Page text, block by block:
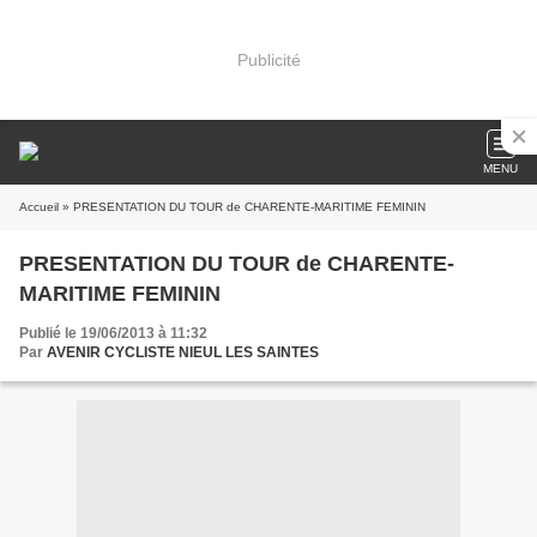
Publicité
MENU
Accueil » PRESENTATION DU TOUR de CHARENTE-MARITIME FEMININ
PRESENTATION DU TOUR de CHARENTE-
MARITIME FEMININ
Publié le 19/06/2013 à 11:32
Par AVENIR CYCLISTE NIEUL LES SAINTES